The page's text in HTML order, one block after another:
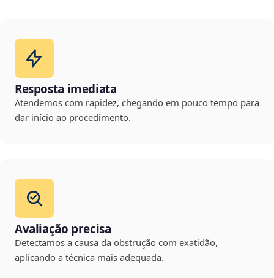
Resposta imediata
Atendemos com rapidez, chegando em pouco tempo para
dar início ao procedimento.
Avaliação precisa
Detectamos a causa da obstrução com exatidão,
aplicando a técnica mais adequada.